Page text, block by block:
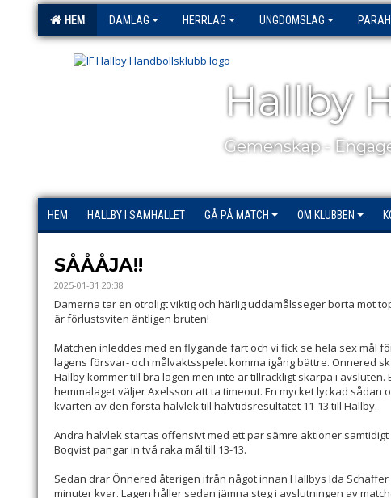
HEM DAMLAG HERRLAG UNGDOMSLAG
Hallby
Gemenskap -
HEM HALLBY I SAMHÄLLET GÅ PÅ MATCH OM KLUBBEN
SÅÅÅJA!!
2025-01-31 20:38
Damerna tar en otroligt viktig och härlig uddamålsseger borta mot
är förlustsviten äntligen bruten!
Matchen inleddes med en flygande fart och vi fick se hela sex mål
lagens försvar- och målvaktsspelet komma igång bättre. Önnered
Hallby kommer till bra lägen men inte är tillräckligt skarpa i avsluten.
hemmalaget väljer Axelsson att ta timeout. En mycket lyckad sådan
kvarten av den första halvlek till halvtidsresultatet 11-13 till Hallby.
Andra halvlek startas offensivt med ett par sämre aktioner
Boqvist pangar in två raka mål till 13-13.
Sedan drar Önnered återigen ifrån något innan Hallbys Ida Schaffer
minuter kvar. Lagen håller sedan jämna steg i avslutningen av